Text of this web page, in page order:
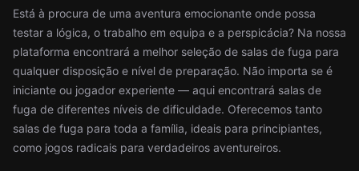
Está à procura de uma aventura emocionante onde possa
testar a lógica, o trabalho em equipa e a perspicácia? Na nossa
plataforma encontrará a melhor seleção de salas de fuga para
qualquer disposição e nível de preparação. Não importa se é
iniciante ou jogador experiente — aqui encontrará salas de
fuga de diferentes níveis de dificuldade. Oferecemos tanto
salas de fuga para toda a família, ideais para principiantes,
como jogos radicais para verdadeiros aventureiros.